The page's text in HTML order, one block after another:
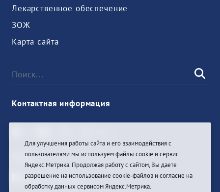
Лекарственное обеспечение
ЗОЖ
Карта сайта
Контактная информация
Войти
Для улучшения работы сайта и его взаимодействия с
пользователями мы используем файлы cookie и сервис
Яндекс.Метрика. Продолжая работу с сайтом, Вы даете
разрешение на использование cookie-файлов и согласие на
обработку данных сервисом Яндекс.Метрика.